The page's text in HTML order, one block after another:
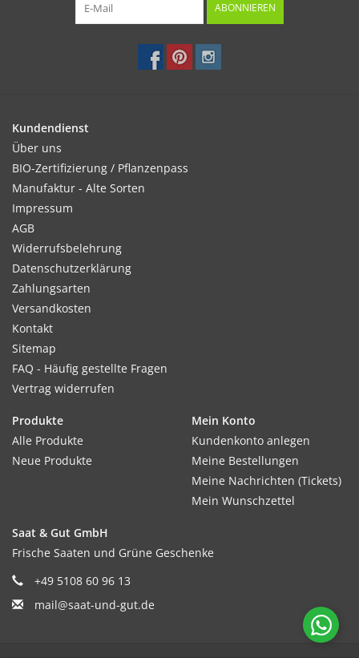
ABONNIEREN
Kundendienst
Über uns
BIO-Zertifizierung / Pflanzenpass
Manufaktur - Alte Sorten
Impressum
AGB
Widerrufsbelehrung
Datenschutzerklärung
Zahlungsarten
Versandkosten
Kontakt
Sitemap
FAQ - Häufig gestellte Fragen
Vertrag widerrufen
Produkte
Alle Produkte
Neue Produkte
Mein Konto
Kundenkonto anlegen
Meine Bestellungen
Meine Nachrichten (Tickets)
Mein Wunschzettel
Saat & Gut GmbH
Frische Saaten und Grüne Geschenke
+49 5108 60 96 13
mail@saat-und-gut.de